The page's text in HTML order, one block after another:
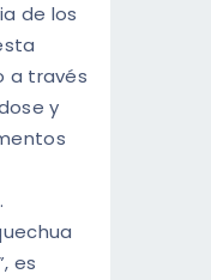
de los
a través
y
es